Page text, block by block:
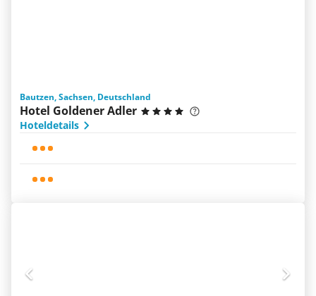
Bautzen, Sachsen, Deutschland
Hotel Goldener Adler
Hoteldetails